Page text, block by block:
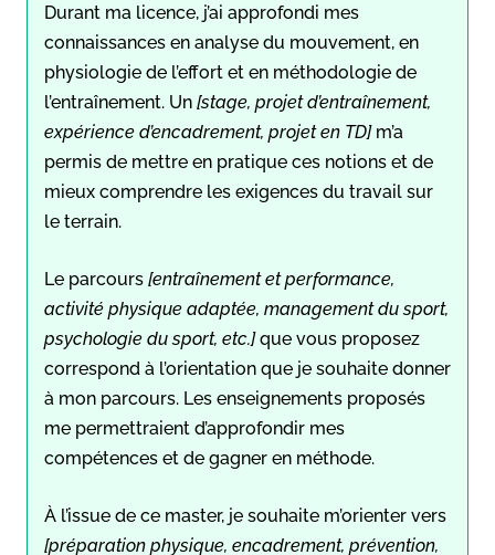
Durant ma licence, j’ai approfondi mes
connaissances en analyse du mouvement, en
physiologie de l’effort et en méthodologie de
l’entraînement. Un [stage, projet d’entraînement,
expérience d’encadrement, projet en TD]m’a
permis de mettre en pratique ces notions et de
mieux comprendre les exigences du travail sur
le terrain.
Le parcours [entraînement et performance,
activité physique adaptée, management du sport,
psychologie du sport, etc.]que vous proposez
correspond à l’orientation que je souhaite donner
à mon parcours. Les enseignements proposés
me permettraient d’approfondir mes
compétences et de gagner en méthode.
À l’issue de ce master, je souhaite m’orienter vers
[préparation physique, encadrement, prévention,